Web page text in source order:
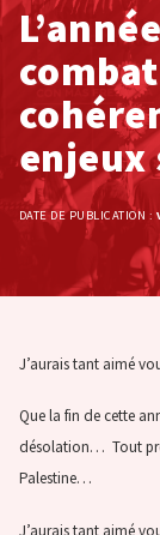
enjeux
DATE DE PUBLICATION :
J’aurais tant aimé
Que la fin de cette
désolation… Tout
Palestine…
J’aurais tant aimé